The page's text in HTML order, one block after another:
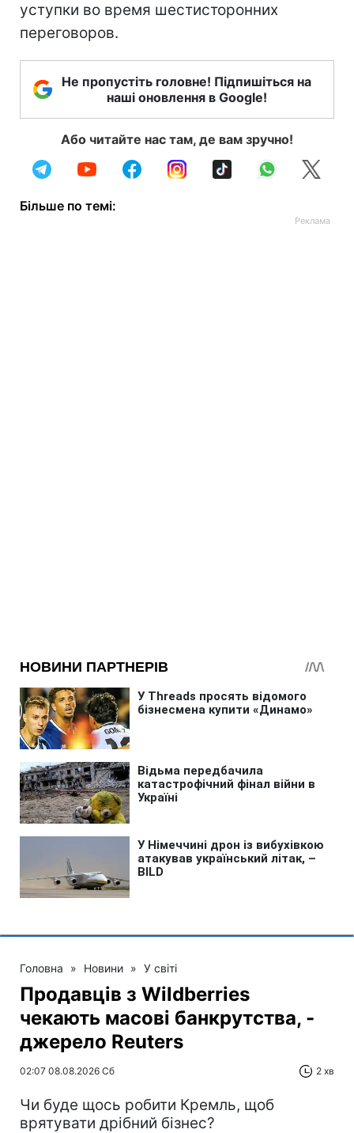
уступки во время шестисторонних
переговоров.
Не пропустіть головне! Підпишіться на
наші оновлення в Google!
Або читайте нас там, де вам зручно!
Більше по темі:
Головна » Новини » У світі
Продавців з Wildberries
чекають масові банкрутства, -
джерело Reuters
02:07 08.08.2026 Сб 2 хв
Чи буде щось робити Кремль, щоб
врятувати дрібний бізнес?